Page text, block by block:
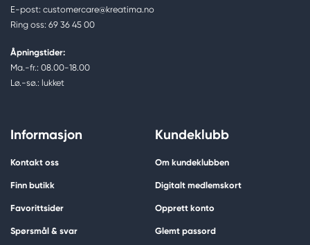
E-post: customercare@kreatima.no
Ring oss: 69 36 45 00
Åpningstider:
Ma.-fr.: 08.00-18.00
Lø.-sø.: lukket
Informasjon
Kontakt oss
Finn butikk
Favorittsider
Spørsmål & svar
Kundeklubb
Om kundeklubben
Digitalt medlemskort
Opprett konto
Glemt passord